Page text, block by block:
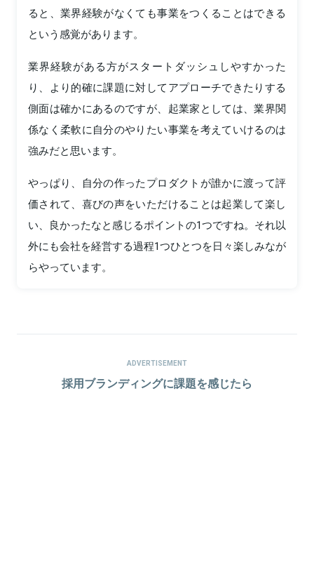
ると、業界経験がなくても事業をつくることはできる
という感覚があります。
業界経験がある方がスタートダッシュしやすかった
り、より的確に課題に対してアプローチできたりする
側面は確かにあるのですが、起業家としては、業界関
係なく柔軟に自分のやりたい事業を考えていけるのは
強みだと思います。
やっぱり、自分の作ったプロダクトが誰かに渡って評
価されて、喜びの声をいただけることは起業して楽し
い、良かったなと感じるポイントの1つですね。それ以
外にも会社を経営する過程1つひとつを日々楽しみなが
らやっています。
ADVERTISEMENT
採用ブランディングに課題を感じたら